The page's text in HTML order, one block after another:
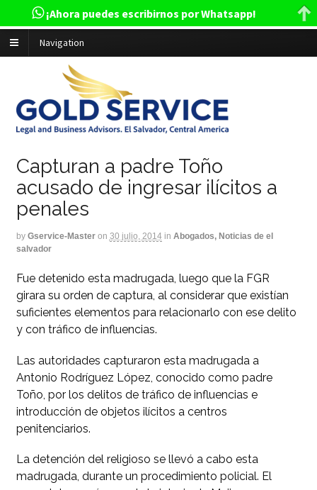
Navigation
Capturan a padre Toño
acusado de ingresar ilícitos a
penales
by Gservice-Master on 30 julio, 2014 in Abogados, Noticias de el
salvador
Fue detenido esta madrugada, luego que la FGR
girara su orden de captura, al considerar que existían
suficientes elementos para relacionarlo con ese delito
y con tráfico de influencias.
Las autoridades capturaron esta madrugada a
Antonio Rodríguez López, conocido como padre
Toño, por los delitos de tráfico de influencias e
introducción de objetos ilícitos a centros
penitenciarios.
La detención del religioso se llevó a cabo esta
madrugada, durante un procedimiento policial. El
¡Ahora puedes escribirnos por Whatsapp!